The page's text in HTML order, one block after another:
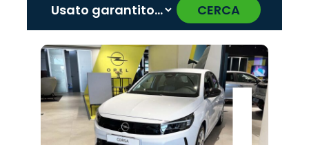
CERCA
Promo
Peugeot
Promo
Land
Rover
Promo
Abarth
Promo
Citroën
Promo
Mazda
Promo
Cupra
Promo
Omoda
Promo
Opel
Promo
Jaecoo
Promo
Hyundai
Promo
Lancia
Promo
Seat
Promo
Fiat
Promo
Jeep
Promo
Alfa
Romeo
‹ ›